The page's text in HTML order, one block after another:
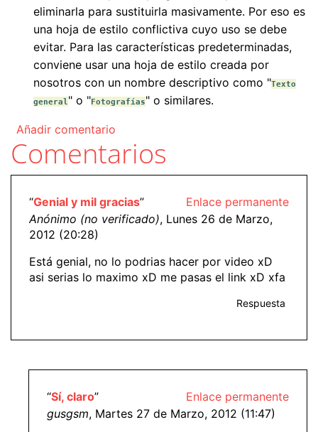
eliminarla para sustituirla masivamente. Por eso es
una hoja de estilo conflictiva cuyo uso se debe
evitar. Para las características predeterminadas,
conviene usar una hoja de estilo creada por
nosotros con un nombre descriptivo como "Texto
general" o "Fotografías" o similares.
Añadir comentario
Comentarios
Enlace permanente
“Genial y mil gracias”
Anónimo (no verificado), Lunes 26 de Marzo,
2012 (20:28)
Está genial, no lo podrias hacer por video xD
asi serias lo maximo xD me pasas el link xD xfa
Respuesta
Enlace permanente
“Sí, claro”
gusgsm, Martes 27 de Marzo, 2012 (11:47)